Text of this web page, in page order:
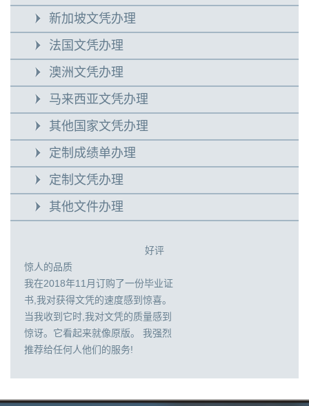
新加坡文凭办理
法国文凭办理
澳洲文凭办理
马来西亚文凭办理
其他国家文凭办理
定制成绩单办理
定制文凭办理
其他文件办理
好评
惊人的品质
我在2018年11月订购了一份毕业证
书,我对获得文凭的速度感到惊喜。
当我收到它时,我对文凭的质量感到
惊讶。它看起来就像原版。 我强烈
推荐给任何人他们的服务!